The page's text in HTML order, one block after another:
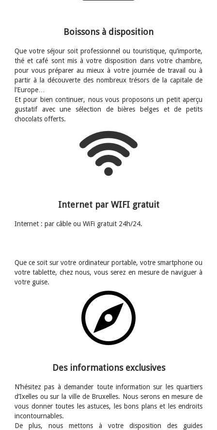
Boissons à disposition
Que votre séjour soit professionnel ou touristique, qu’importe,
thé et café sont mis à votre disposition dans votre chambre,
pour vous préparer au mieux à votre journée de travail ou à
partir à la découverte des nombreux trésors de la capitale de
l’Europe…
Et pour bien continuer, nous vous proposons un petit aperçu
gustatif avec une sélection de bières belges et de petits
chocolats offerts.
Internet par WIFI gratuit
Internet : par câble ou WiFi gratuit 24h/24.
Que ce soit sur votre ordinateur portable, votre smartphone ou
votre tablette, chez nous, vous serez en mesure de naviguer à
votre guise.
Des informations exclusives
N’hésitez pas à demander toute information sur les quartiers
d’Ixelles ou sur la ville de Bruxelles. Nous serons en mesure de
vous donner toutes les astuces, les bons plans et les endroits
incontournables.
De plus, nous mettons à votre disposition des guides